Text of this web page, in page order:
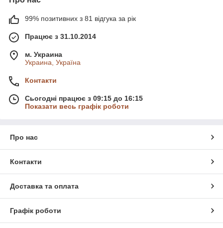
99% позитивних з 81 відгука за рік
Працює з 31.10.2014
м. Украина
Украина, Україна
Контакти
Сьогодні працює з 09:15 до 16:15
Показати весь графік роботи
Про нас
Контакти
Доставка та оплата
Графік роботи